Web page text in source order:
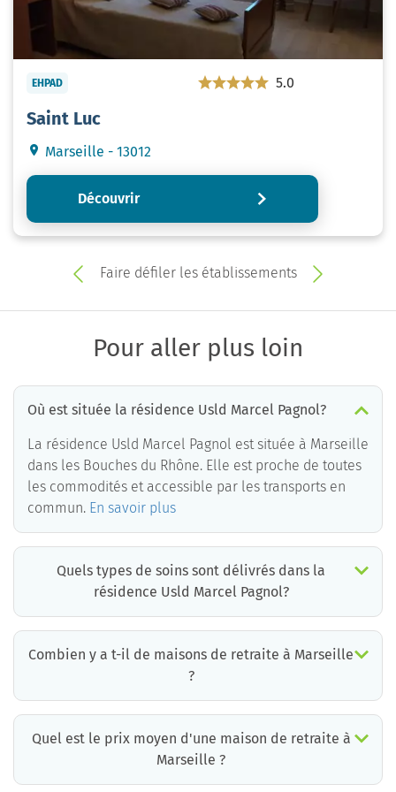
EHPAD 5.0
Saint Luc
Marseille - 13012
Découvrir
Faire défiler les établissements
Pour aller plus loin
Où est située la résidence Usld Marcel Pagnol?
La résidence Usld Marcel Pagnol est située à Marseille
dans les Bouches du Rhône. Elle est proche de toutes
les commodités et accessible par les transports en
commun. En savoir plus
Quels types de soins sont délivrés dans la
résidence Usld Marcel Pagnol?
Combien y a t-il de maisons de retraite à Marseille
?
Quel est le prix moyen d'une maison de retraite à
Marseille ?